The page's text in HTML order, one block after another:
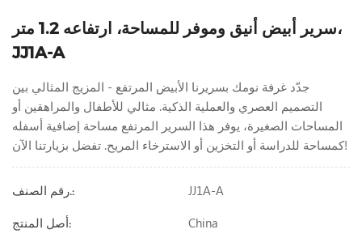
سرير أبيض أنيق وموفر للمساحة، ارتفاعه 1.2 متر،
JJ1A-A
جدّد غرفة نومك بسريرنا الأبيض المرتفع - المزيج المثالي بين
التصميم العصري والعملية الذكية. مثالي للأطفال والمراهقين أو
المساحات الصغيرة، يوفر هذا السرير المرتفع مساحة إضافية أسفله
كمساحة للدراسة أو التخزين أو الاسترخاء المريح. تفضل بزيارتنا الآن!
رقم الصنف.: JJ1A-A
أصل المنتج: China